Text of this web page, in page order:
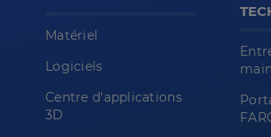
Matériel
Logiciels
Centre d'applications
3D